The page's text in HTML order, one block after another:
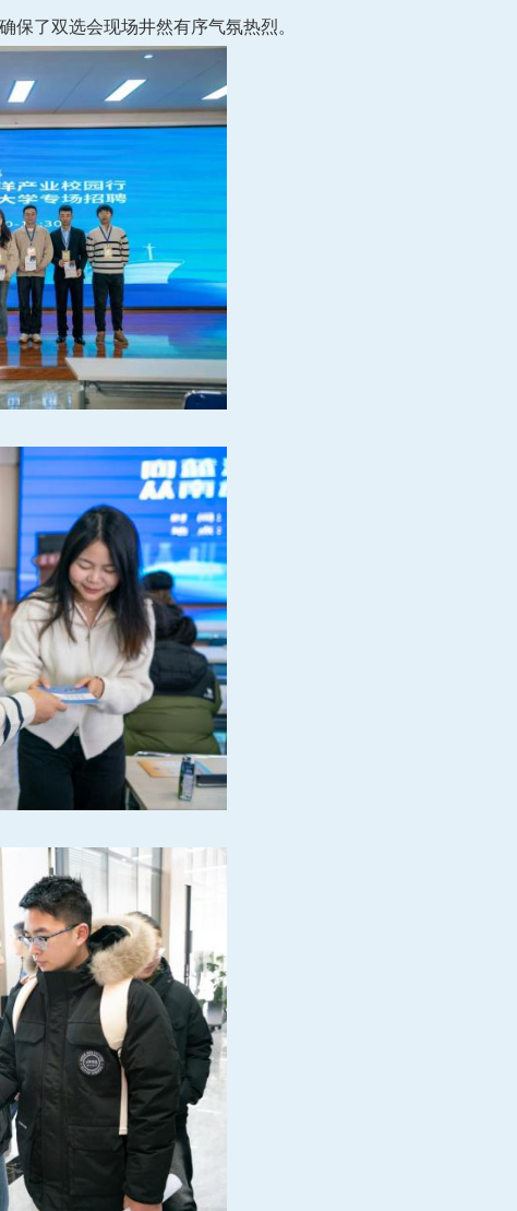
保了双选会现场井然有序气氛热烈。